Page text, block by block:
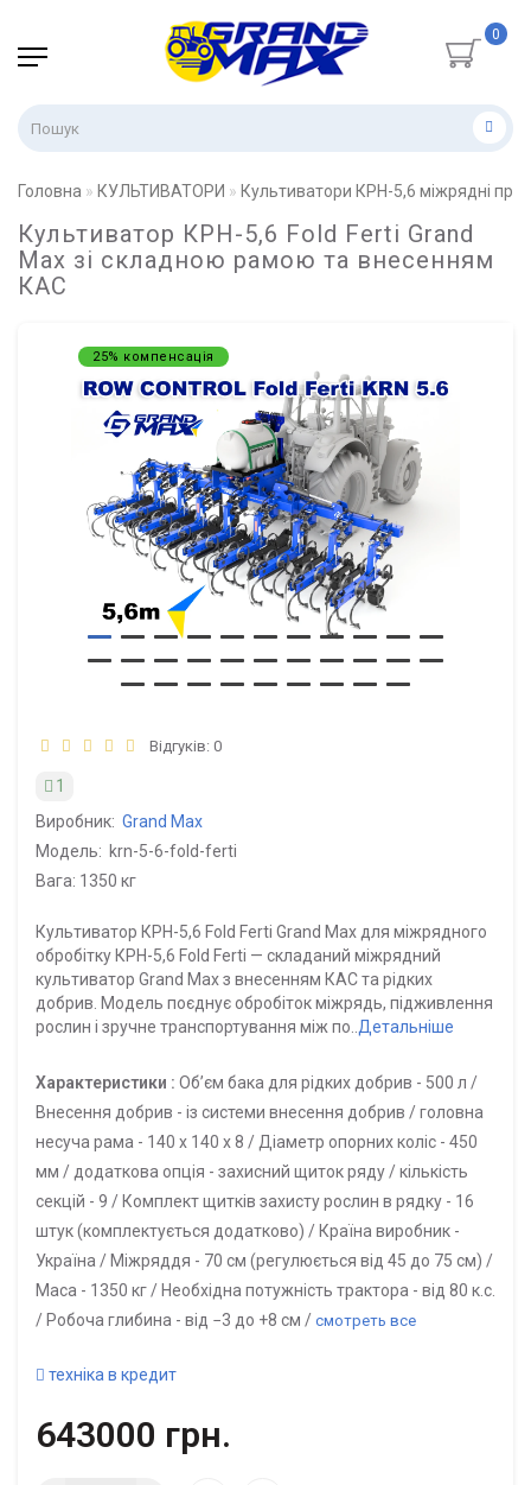
0
Головна КУЛЬТИВАТОРИ Культиватори КРН-5,6 міжрядні
Культиватор КРН-5,6 Fold Ferti Grand
Max зі складною рамою та внесенням
КАС
25% компенсація
Відгуків: 0
1
Виробник: Grand Max
Модель: krn-5-6-fold-ferti
Вага: 1350 кг
Культиватор КРН-5,6 Fold Ferti Grand Max для міжрядного
обробітку КРН-5,6 Fold Ferti — складаний міжрядний
культиватор Grand Max з внесенням КАС та рідких
добрив. Модель поєднує обробіток міжрядь, підживлення
рослин і зручне транспортування між по.. Детальніше
Характеристики : Об’єм бака для рідких добрив - 500 л /
Внесення добрив - із системи внесення добрив /головна
несуча рама - 140 х 140 х 8 / Діаметр опорних коліс - 450
мм / додаткова опція - захисний щиток ряду /кількість
секцій - 9 / Комплект щитків захисту рослин в рядку - 16
штук (комплектується додатково) / Країна виробник -
Україна / Міжряддя - 70 см (регулюється від 45 до 75 см) /
Маса - 1350 кг / Необхідна потужність трактора - від 80 к.с.
/ Робоча глибина - від −3 до +8 см / смотреть все
техніка в кредит
643000 грн.